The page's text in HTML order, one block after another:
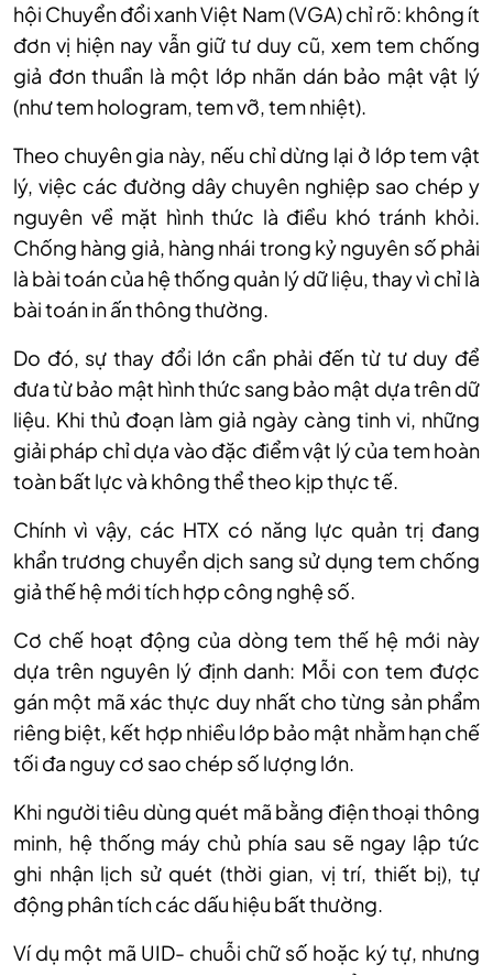
hội Chuyển đổi xanh Việt Nam (VGA) chỉ rõ: không ít
đơn vị hiện nay vẫn giữ tư duy cũ, xem tem chống
giả đơn thuần là một lớp nhãn dán bảo mật vật lý
(như tem hologram, tem vỡ, tem nhiệt).
Theo chuyên gia này, nếu chỉ dừng lại ở lớp tem vật
lý, việc các đường dây chuyên nghiệp sao chép y
nguyên về mặt hình thức là điều khó tránh khỏi.
Chống hàng giả, hàng nhái trong kỷ nguyên số phải
là bài toán của hệ thống quản lý dữ liệu, thay vì chỉ là
bài toán inấn thông thường.
Do đó, sự thay đổi lớn cần phải đến từ tư duy để
đưa từ bảo mật hình thức sang bảo mật dựa trên dữ
liệu. Khi thủ đoạn làm giả ngày càng tinh vi, những
giải pháp chỉ dựa vào đặc điểm vật lý của tem hoàn
toàn bất lực và không thể theo kịp thực tế.
Chính vì vậy, các HTX có năng lực quản trị đang
khẩn trương chuyển dịch sang sử dụng tem chống
giả thế hệ mới tích hợp công nghệ số.
Cơ chế hoạt động của dòng tem thế hệ mới này
dựa trên nguyên lý định danh: Mỗi con tem được
gán một mã xác thực duy nhất cho từng sản phẩm
riêng biệt, kết hợp nhiều lớp bảo mật nhằm hạn chế
tối đa nguy cơ sao chép số lượng lớn.
Khi người tiêu dùng quét mã bằng điện thoại thông
minh, hệ thống máy chủ phía sau sẽ ngay lập tức
ghi nhận lịch sử quét (thời gian, vị trí, thiết bị), tự
động phân tích các dấu hiệu bất thường.
Ví dụ một mã UID- chuỗi chữ số hoặc ký tự, nhưng